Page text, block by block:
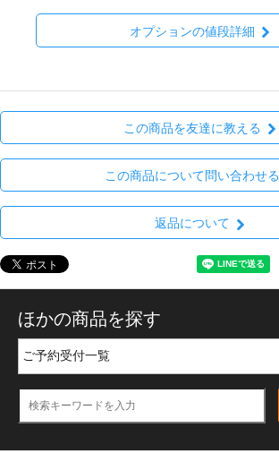
オプションの値段詳細
この商品を友達に教える
この商品について問い合わせる
返品について
ほかの商品を探す